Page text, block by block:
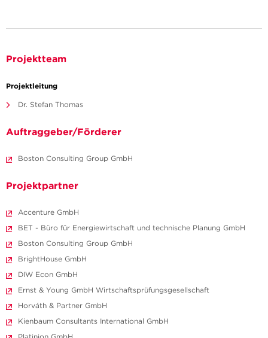
Projektteam
Projektleitung
Dr. Stefan Thomas
Auftraggeber/Förderer
Boston Consulting Group GmbH
Projektpartner
Accenture GmbH
BET - Büro für Energiewirtschaft und technische Planung GmbH
Boston Consulting Group GmbH
BrightHouse GmbH
DIW Econ GmbH
Ernst & Young GmbH Wirtschaftsprüfungsgesellschaft
Horváth & Partner GmbH
Kienbaum Consultants International GmbH